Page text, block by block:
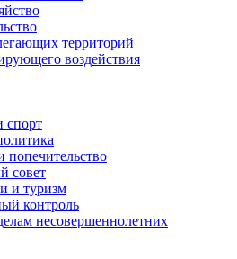
территорий
воздействия
спорт
попечительство
совет
и туризм
контроль
несовершеннолетних